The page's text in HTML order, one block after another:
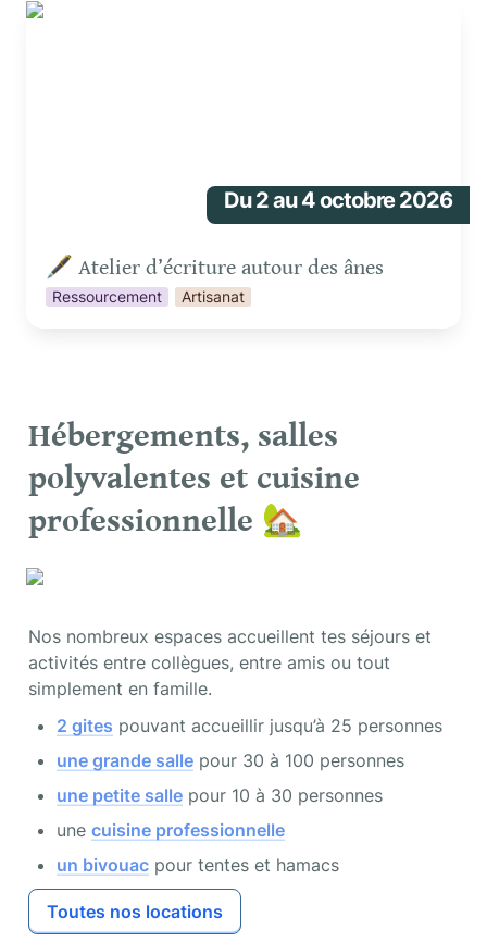
🖋️ Atelier d’écriture autour des ânes
🖋️ Atelier d’écriture autour des ânes
Ressourcement Artisanat
Du 2 au 4 octobre 2026
Hébergements, salles
polyvalentes et cuisine
professionnelle 🏡
Nos nombreux espaces accueillent tes séjours et
activités entre collègues, entre amis ou tout
simplement en famille.
2 gites pouvant accueillir jusqu’à 25 personnes
une grande salle pour 30 à 100 personnes
une petite salle pour 10 à 30 personnes
une cuisine professionnelle
un bivouac pour tentes et hamacs
Toutes nos locations